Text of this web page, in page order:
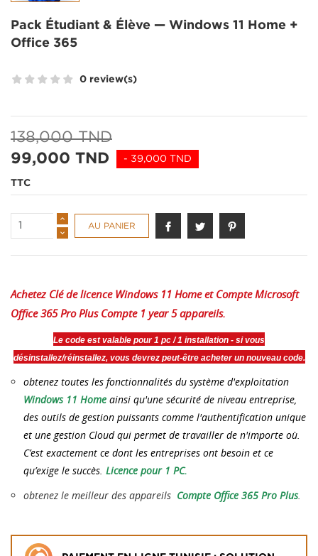
Pack Étudiant & Élève — Windows 11 Home +
Office 365
0 review(s)
138,000 TND
99,000 TND
- 39,000 TND
TTC
AU PANIER
Achetez Clé de licence Windows 11 Homeet CompteMicrosoft
Office 365 Pro PlusCompte1 year 5 appareils.
Le code est valable pour 1 pc / 1 installation - si vous
désinstallez/réinstallez, vous devrez peut-être acheter un nouveau code.
obtenez toutes les fonctionnalités du système d'exploitation
Windows 11 Home ainsi qu'une sécurité de niveau entreprise,
des outils de gestion puissants comme l'authentification unique
et une gestion Cloud qui permet de travailler de n'importe où.
C’est exactement ce dont les entreprises ont besoin et ce
qu’exige le succès. Licence pour 1 PC.
obtenez le meilleur des appareils Compte Office 365 Pro Plus.